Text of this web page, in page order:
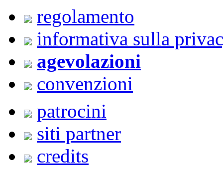
regolamento
informativa sulla
agevolazioni
convenzioni
patrocini
siti partner
credits